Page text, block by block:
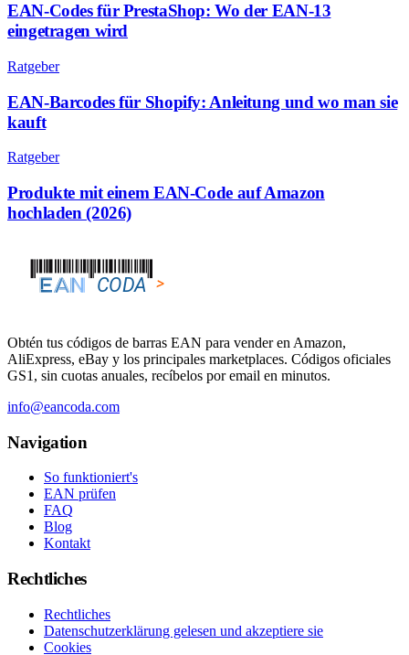
EAN-Codes für PrestaShop: Wo der EAN-13
eingetragen wird
Ratgeber
EAN-Barcodes für Shopify: Anleitung und wo man sie
kauft
Ratgeber
Produkte mit einem EAN-Code auf Amazon
hochladen (2026)
Obtén tus códigos de barras EAN para vender en Amazon,
AliExpress, eBay y los principales marketplaces. Códigos oficiales
GS1, sin cuotas anuales, recíbelos por email en minutos.
info@eancoda.com
Navigation
So funktioniert's
EAN prüfen
FAQ
Blog
Kontakt
Rechtliches
Rechtliches
Datenschutzerklärung gelesen und akzeptiere sie
Cookies